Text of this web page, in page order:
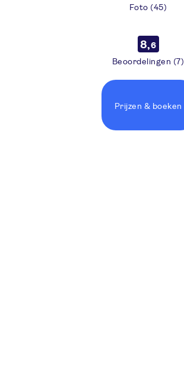
Foto (45)
8,6
Beoordelingen (7)
Prijzen & boeken